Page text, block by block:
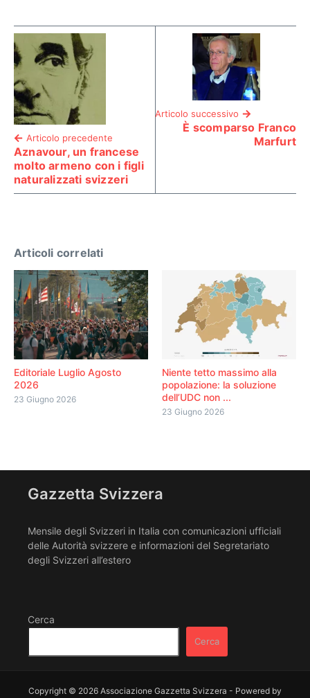
Articolo precedente
Aznavour, un francese
molto armeno con i figli
naturalizzati svizzeri
Articolo successivo
È scomparso Franco
Marfurt
Articoli correlati
Editoriale Luglio Agosto
2026
23 Giugno 2026
Niente tetto massimo alla
popolazione: la soluzione
dell’UDC non ...
23 Giugno 2026
Gazzetta Svizzera
Mensile degli Svizzeri in Italia con comunicazioni ufficiali
delle Autorità svizzere e informazioni del Segretariato
degli Svizzeri all’estero
Cerca
Cerca
Copyright © 2026 Associazione Gazzetta Svizzera - Powered by